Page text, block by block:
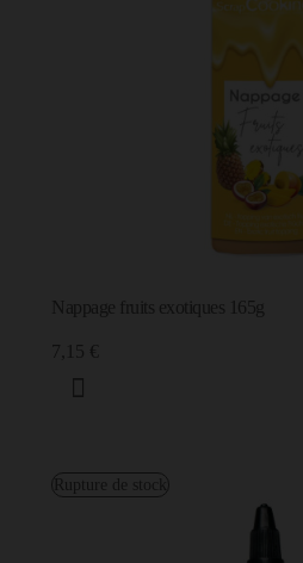
Nappage fruits exotiques 165g
7,15 €
Rupture de stock